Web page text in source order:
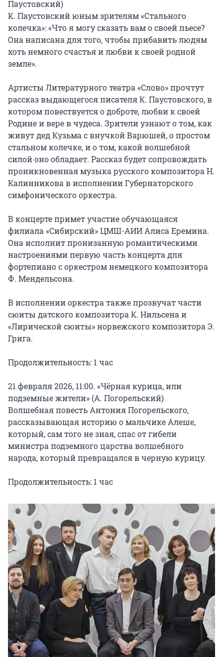
Паустовский)
К. Паустовский юным зрителям «Стального
колечка»: «Что я могу сказать вам о своей пьесе?
Она написана для того, чтобы прибавить людям
хоть немного счастья и любви к своей родной
земле».
Артисты Литературного театра «Слово» прочтут
рассказ выдающегося писателя К. Паустовского, в
котором повествуется о доброте, любви к своей
Родине и вере в чудеса. Зрители узнают о том, как
живут дед Кузьма с внучкой Варюшей, о простом
стальном колечке, и о том, какой волшебной
силой оно обладает. Рассказ будет сопровождать
проникновенная музыка русского композитора Н.
Калинникова в исполнении Губернаторского
симфонического оркестра.
В концерте примет участие обучающаяся
филиала «Сибирский» ЦМШ-АИИ Алиса Еремина.
Она исполнит пронизанную романтическими
настроениями первую часть концерта для
фортепиано с оркестром немецкого композитора
Ф. Мендельсона.
В исполнении оркестра также прозвучат части
сюиты датского композитора К. Нильсена и
«Лирической сюиты» норвежского композитора Э.
Грига.
Продолжительность: 1 час
21 февраля 2026, 11:00. «Чёрная курица, или
подземные жители» (А. Погорельский)
Волшебная повесть Антония Погорельского,
рассказывающая историю о мальчике Алеше,
который, сам того не зная, спас от гибели
министра подземного царства волшебного
народа, который превращался в черную курицу.
Продолжительность: 1 час